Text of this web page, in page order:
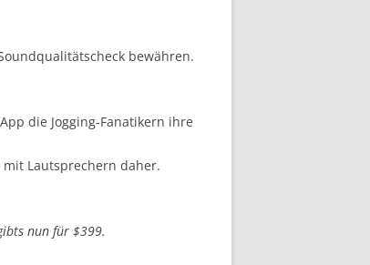
bewähren.
die Jogging-Fanatikern ihre
Lautsprechern daher.
nun für $399.